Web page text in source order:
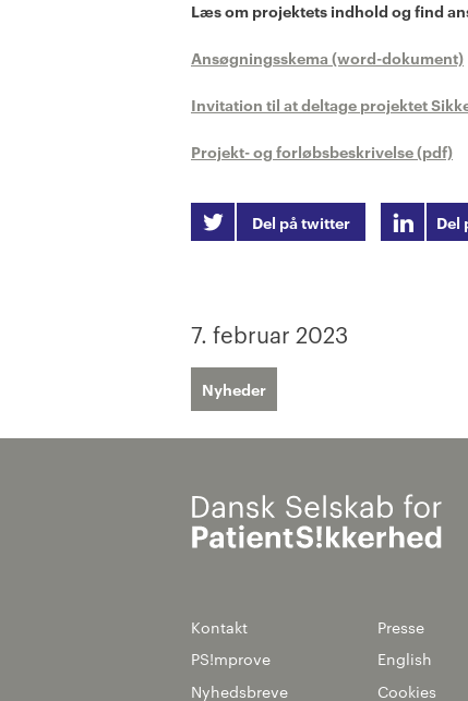
Læs om projektets indhold og find
Ansøgningsskema (word-dokument)
Invitation til at deltage projektet
Projekt- og forløbsbeskrivelse (pdf)
Del på twitter Del
7. februar 2023
Nyheder
Kontakt
Presse
PS!mprove
English
Nyhedsbreve
Cookies